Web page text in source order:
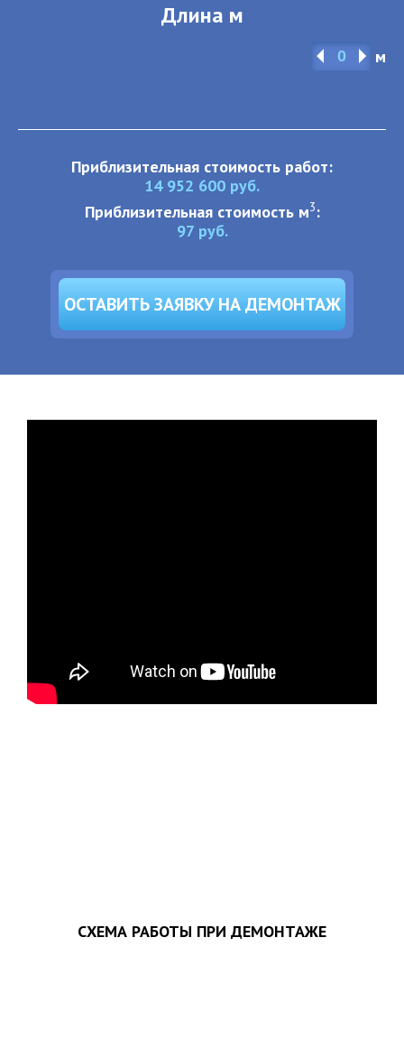
Длина м
м
Приблизительная стоимость работ:
14 952 600 руб.
Приблизительная стоимость м3:
97руб.
ОСТАВИТЬ ЗАЯВКУ НА ДЕМОНТАЖ
СХЕМА РАБОТЫ ПРИ ДЕМОНТАЖЕ